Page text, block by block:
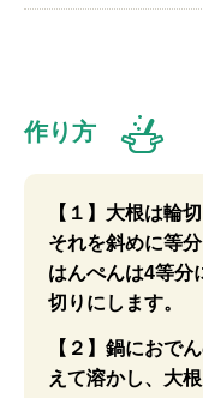
作り方
【１】大根は輪
それを斜めに等
はんぺんは4等分
切りにします。
【２】鍋におで
えて溶かし、大